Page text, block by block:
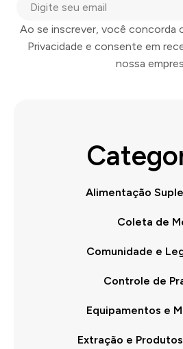
Ao se inscrever, você concorda
Privacidade e consente em
nossa
Alimentação
Coleta de
Comunidade e
Controle de
Equipamentos e
Extração e